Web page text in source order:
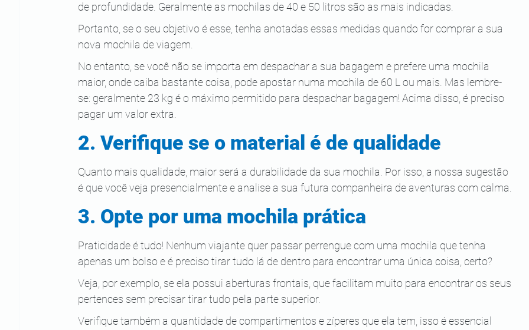
de profundidade. Geralmente as mochilas de 40 e 50 litros são as mais indicadas.
Portanto, se o seu objetivo é esse, tenha anotadas essas medidas quando for comprar a sua
nova mochila de viagem.
No entanto, se você não se importa em despachar a sua bagagem e prefere uma mochila
maior, onde caiba bastante coisa, pode apostar numa mochila de 60 L ou mais. Mas lembre-
se: geralmente 23 kg é o máximo permitido para despachar bagagem! Acima disso, é preciso
pagar um valor extra.
2. Verifique se o material é de qualidade
Quanto mais qualidade, maior será a durabilidade da sua mochila. Por isso, a nossa sugestão
é que você veja presencialmente e analise a sua futura companheira de aventuras com calma.
3. Opte por uma mochila prática
Praticidade é tudo! Nenhum viajante quer passar perrengue com uma mochila que tenha
apenas um bolso e é preciso tirar tudo lá de dentro para encontrar uma única coisa, certo?
Veja, por exemplo, se ela possui aberturas frontais, que facilitam muito para encontrar os seus
pertences sem precisar tirar tudo pela parte superior.
Verifique também a quantidade de compartimentos e zíperes que ela tem, isso é essencial